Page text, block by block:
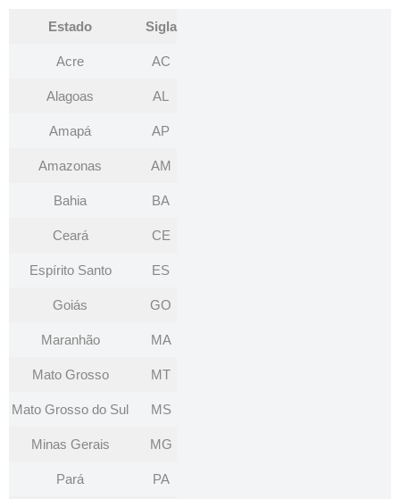
Estado Sigla
Acre AC
Alagoas AL
Amapá AP
Amazonas AM
Bahia BA
Ceará CE
Espírito Santo ES
Goiás GO
Maranhão MA
Mato Grosso MT
Mato Grosso do Sul MS
Minas Gerais MG
Pará PA